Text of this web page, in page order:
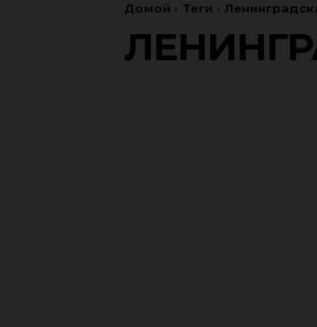
Домой Теги